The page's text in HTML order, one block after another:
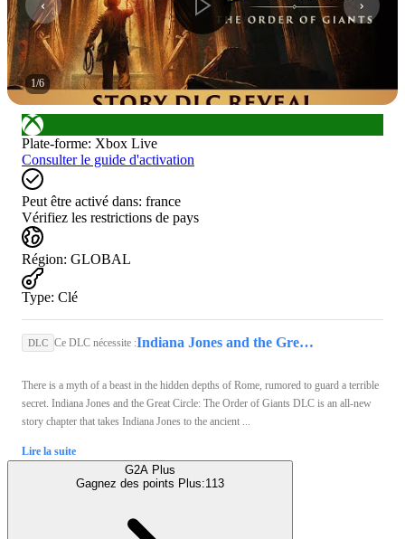
1/6
Plate-forme: Xbox Live
Consulter le guide d'activation
Peut être activé dans: france
Vérifiez les restrictions de pays
Région: GLOBAL
Type: Clé
DLC Ce DLC nécessite : Indiana Jones and the Great Circle (Xbox Series X/S, PC) - Xbox Live Key - GLOBAL
There is a myth of a beast in the hidden depths of Rome, rumored to guard a terrible
secret. Indiana Jones and the Great Circle: The Order of Giants DLC is an all-new
story chapter that takes Indiana Jones to the ancient ...
Lire la suite
G2A Plus
Gagnez des points Plus:113